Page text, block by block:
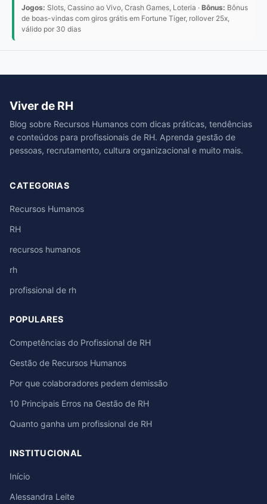
Jogos: Slots, Cassino ao Vivo, Crash Games, Loteria · Bônus: Bônus
de boas-vindas com giros grátis em Fortune Tiger, rollover 25x,
válido por 30 dias
Viver de RH
Blog sobre Recursos Humanos com dicas práticas, tendências
e conteúdos para profissionais de RH. Aprenda gestão de
pessoas, recrutamento, cultura organizacional e muito mais.
CATEGORIAS
Recursos Humanos
RH
recursos humanos
rh
profissional de rh
POPULARES
Competências do Profissional de RH
Gestão de Recursos Humanos
Por que colaboradores pedem demissão
10 Principais Erros na Gestão de RH
Quanto ganha um profissional de RH
INSTITUCIONAL
Início
Alessandra Leite